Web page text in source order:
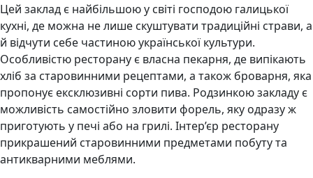
Цей заклад є найбільшою у світі господою галицької
кухні, де можна не лише скуштувати традиційні страви, а
й відчути себе частиною української культури.
Особливістю ресторану є власна пекарня, де випікають
хліб за старовинними рецептами, а також броварня, яка
пропонує ексклюзивні сорти пива. Родзинкою закладу є
можливість самостійно зловити форель, яку одразу ж
приготують у печі або на грилі. Інтер’єр ресторану
прикрашений старовинними предметами побуту та
антикварними меблями.